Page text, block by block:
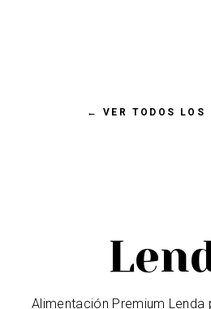
← VER TODOS LOS
Alimentación Premium